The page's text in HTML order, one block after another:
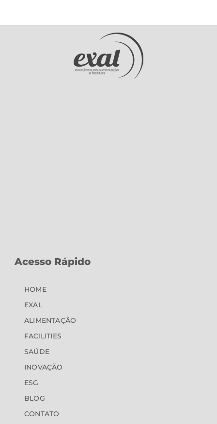
Acesso Rápido
HOME
EXAL
ALIMENTAÇÃO
FACILITIES
SAÚDE
INOVAÇÃO
ESG
BLOG
CONTATO